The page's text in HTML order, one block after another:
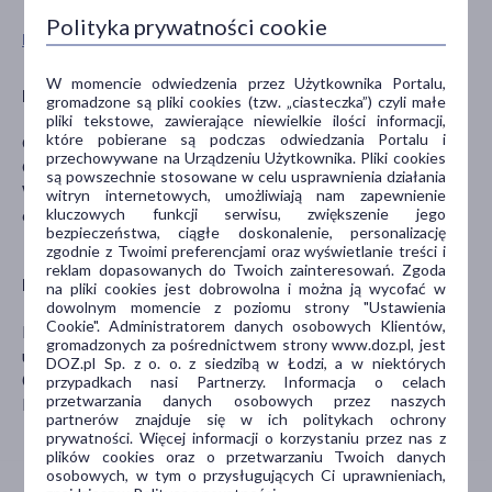
Pokaż wszystkie produkty CLINIQUE
Producent
CLINIQUE LABORATORIES LIMITED
One Fitzroy, 6 Mortimer Street
W1T 3JJ Londyn, UK
cliniquetech@clinique.com
Dystrybutor
PRIMAVERA PARFUM SP. Z O.O.
ul. Józefa Piusa Dziekońskiego 3
00-728 Warszawa
biuro@primaveraparfum.pl
Polityka prywatności cookie
W momencie odwiedzenia przez Użytkownika Portalu,
gromadzone są pliki cookies (tzw. „ciasteczka”) czyli małe
pliki tekstowe, zawierające niewielkie ilości informacji,
które pobierane są podczas odwiedzania Portalu i
przechowywane na Urządzeniu Użytkownika. Pliki cookies
są powszechnie stosowane w celu usprawnienia działania
witryn internetowych, umożliwiają nam zapewnienie
kluczowych funkcji serwisu, zwiększenie jego
bezpieczeństwa, ciągłe doskonalenie, personalizację
zgodnie z Twoimi preferencjami oraz wyświetlanie treści i
reklam dopasowanych do Twoich zainteresowań. Zgoda
na pliki cookies jest dobrowolna i można ją wycofać w
dowolnym momencie z poziomu strony "Ustawienia
Cookie". Administratorem danych osobowych Klientów,
gromadzonych za pośrednictwem strony www.doz.pl, jest
DOZ.pl Sp. z o. o. z siedzibą w Łodzi, a w niektórych
przypadkach nasi Partnerzy. Informacja o celach
przetwarzania danych osobowych przez naszych
partnerów znajduje się w ich politykach ochrony
prywatności. Więcej informacji o korzystaniu przez nas z
plików cookies oraz o przetwarzaniu Twoich danych
osobowych, w tym o przysługujących Ci uprawnieniach,